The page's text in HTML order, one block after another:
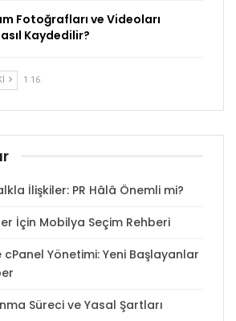
Fotoğrafları ve Videoları
Kaydedilir?
1 16
İlişkiler: PR Hâlâ Önemli mi?
İçin Mobilya Seçim Rehberi
cPanel Yönetimi: Yeni Başlayanlar
Süreci ve Yasal Şartları